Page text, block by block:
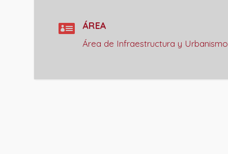
 ÁREA
Área de Infraestructura y Urbanismo